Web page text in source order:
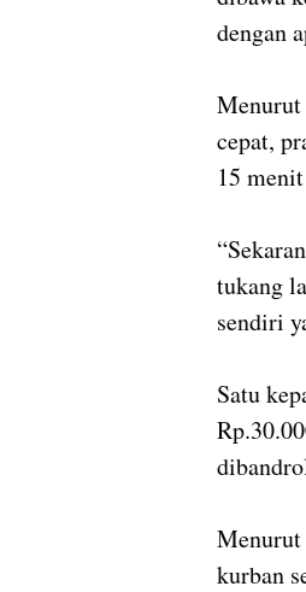
dengan
cepat,
15
tukang
sendiri
Satu
Menurut
kurban